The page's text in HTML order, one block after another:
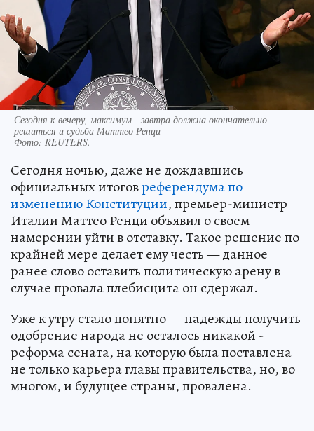
Сегодня к вечеру, максимум - завтра должна окончательно
решиться и судьба Маттео Ренци
Фото: REUTERS.
Сегодня ночью, даже не дождавшись
официальных итоговреферендума по
изменению Конституции, премьер-министр
Италии Маттео Ренци объявил о своем
намерении уйти в отставку. Такое решение по
крайней мере делает ему честь — данное
ранее слово оставить политическую арену в
случае провала плебисцита он сдержал.
Уже к утру стало понятно — надежды получить
одобрение народа не осталось никакой -
реформа сената, на которую была поставлена
не только карьера главы правительства, но, во
многом, и будущее страны, провалена.